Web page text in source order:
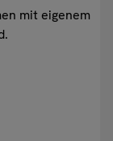
mit eigenem